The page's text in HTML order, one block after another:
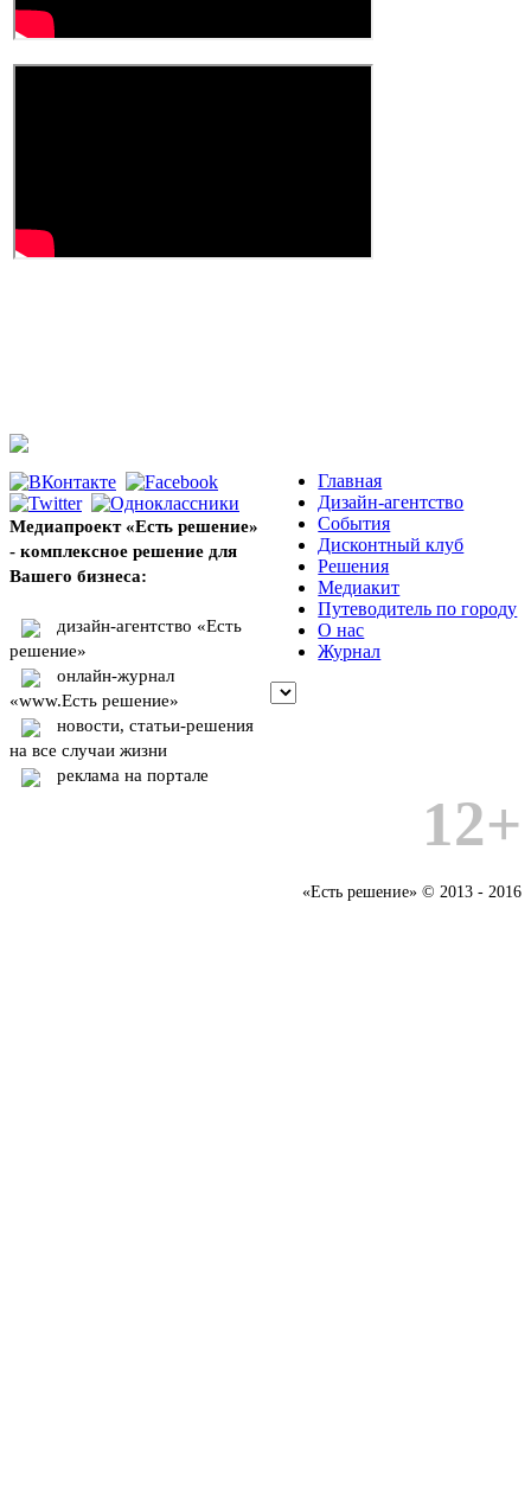
Медиапроект «Есть решение»
- комплексное решение для
Вашего бизнеса:
дизайн-агентство «Есть
решение»
онлайн-журнал
«www.Есть решение»
новости, статьи-решения
на все случаи жизни
реклама на портале
Главная
Дизайн-агентство
События
Дисконтный клуб
Решения
Медиакит
Путеводитель по городу
О нас
Журнал
12+
«Есть решение» © 2013 - 2016